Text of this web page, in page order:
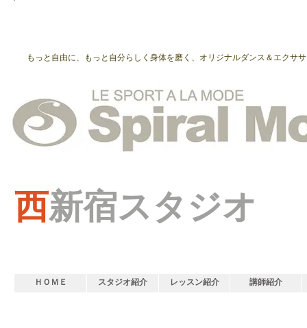
もっと自由に、もっと自分らしく身体を磨く、オリジナルダンス＆エクサ
西新宿スタジオ
ＨＯＭＥ スタジオ紹介 レッスン紹介 講師紹介